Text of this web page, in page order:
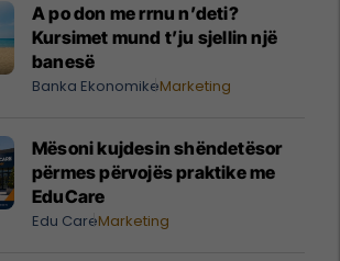
A po don me rrnu n’deti?
Kursimet mund t’ju sjellin një
banesë
Banka EkonomikeMarketing
Mësoni kujdesin shëndetësor
përmes përvojës praktike me
EduCare
Edu CareMarketing